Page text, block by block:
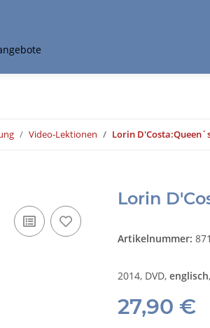
Video-Lektionen Lorin
Lorin
Artikelnummer:
2014, DVD, englisch,
27,90 €